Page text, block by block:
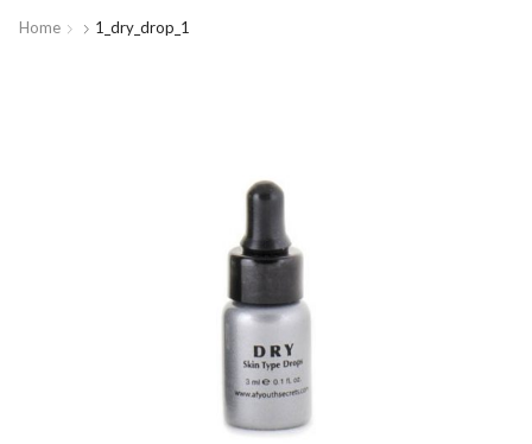
Home 1_dry_drop_1